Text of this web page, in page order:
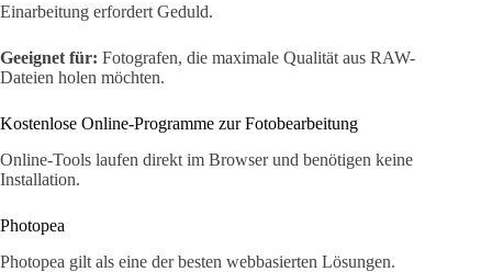
Einarbeitung erfordert Geduld.
Geeignet für: Fotografen, die maximale Qualität aus RAW-
Dateien holen möchten.
Kostenlose Online-Programme zur Fotobearbeitung
Online-Tools laufen direkt im Browser und benötigen keine
Installation.
Photopea
Photopea gilt als eine der besten webbasierten Lösungen.